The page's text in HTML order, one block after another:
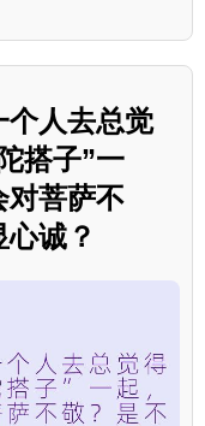
个人去总觉
搭子”一
对菩萨不
诚？